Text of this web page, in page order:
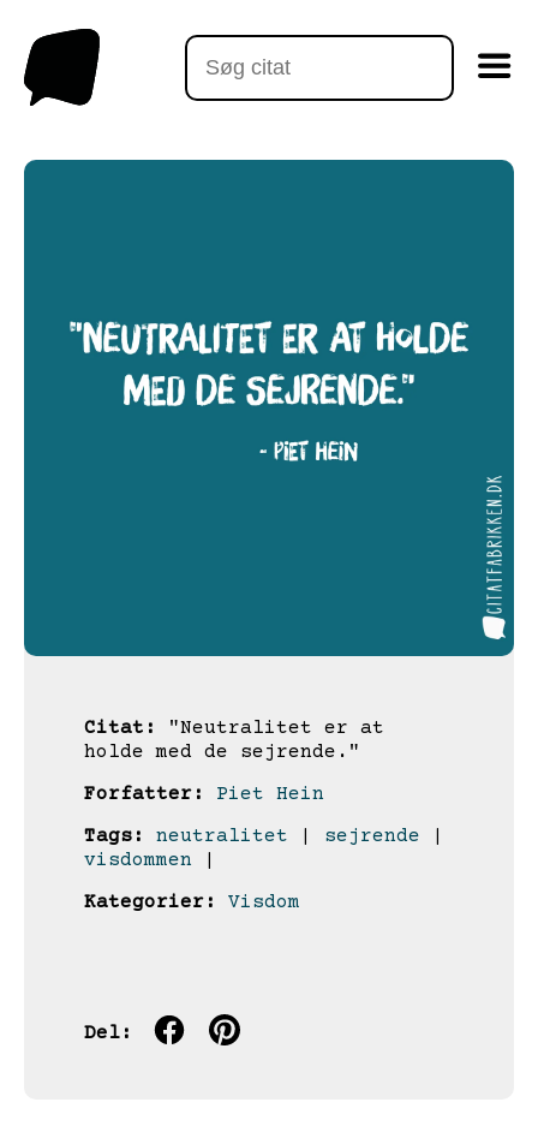
Citat:
"Neutralitet er at
holde med de sejrende."
Forfatter:
Piet Hein
Tags:
neutralitet sejrende
visdommen
Kategorier:
Visdom
Del: